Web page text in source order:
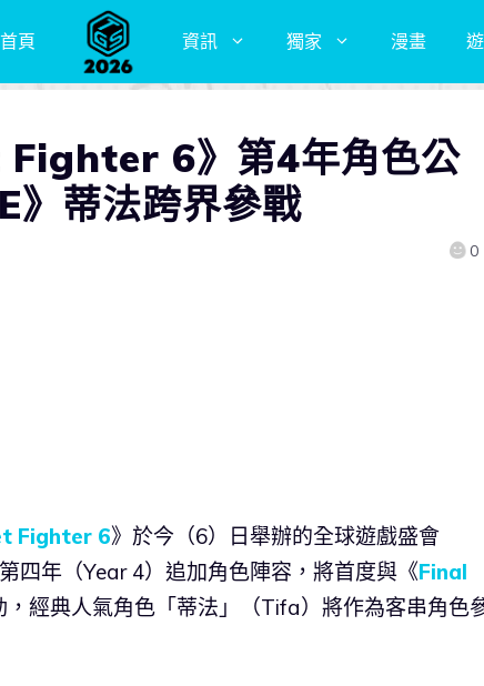
首頁 資訊 獨家 漫畫
6》第4年角色公
》蒂法跨界參戰
0
Fighter 6》於今（6）日舉辦的全球遊戲盛會
四年（Year 4）追加角色陣容，將首度與《Final
，經典人氣角色「蒂法」（Tifa）將作為客串角色